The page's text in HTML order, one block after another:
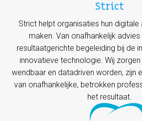
Strict
Strict helpt organisaties hun
maken. Van onafhankelijk
resultaatgerichte begeleiding bij de
innovatieve technologie. Wij
wendbaar en datadriven worden, zijn
van onafhankelijke, betrokken
het resultaat.